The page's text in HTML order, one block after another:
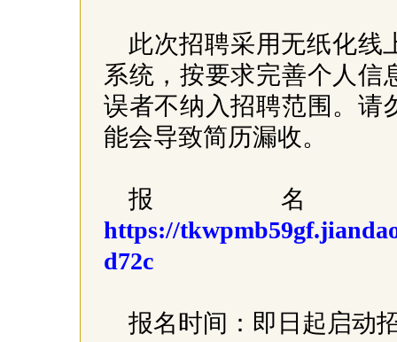
此次招聘采用无纸化线
系统，按要求完善个人信
误者不纳入招聘范围。请
能会导致简历漏收。
报名
https://
d72c
报名时间：即日起启动